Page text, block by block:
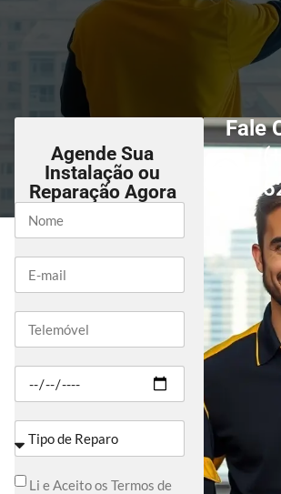
Agende Sua
Instalação ou
Reparação Agora
Li e Aceito os Termos de
Fale